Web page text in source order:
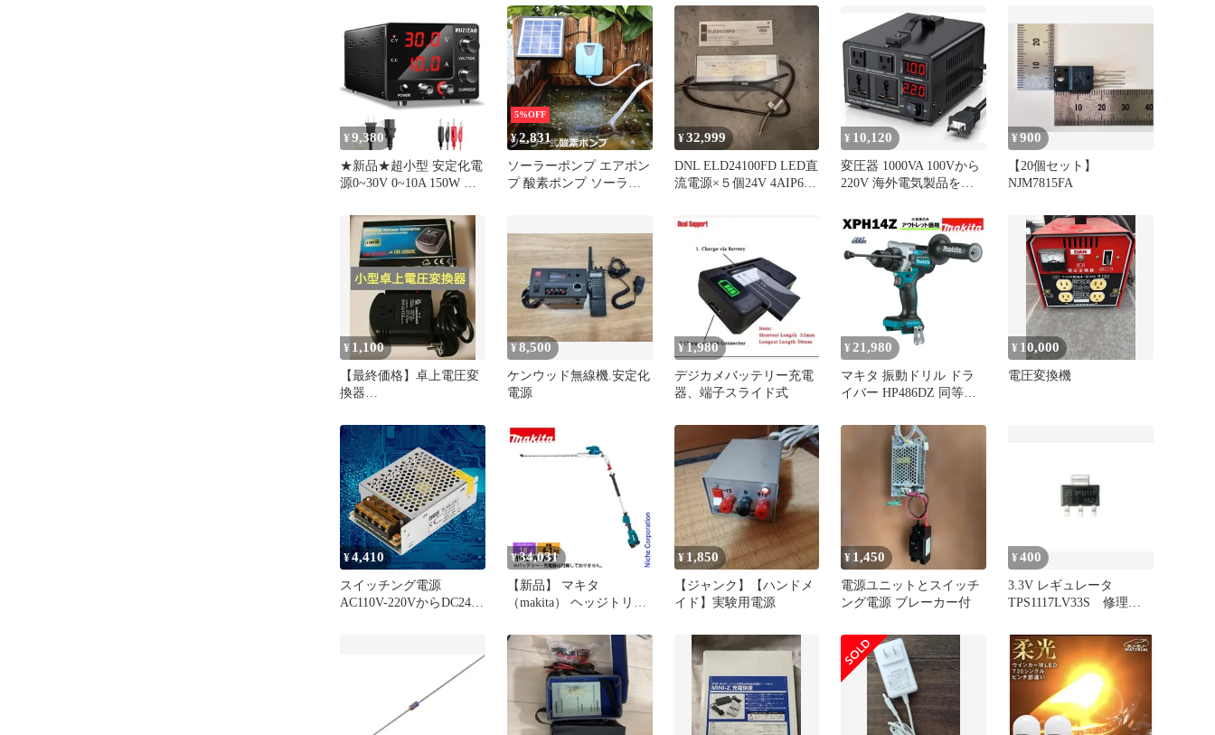
バッテリー 4310mAh
¥ 9,380
★新品★超小型 安定化電
源0~30V 0~10A 150W 定
ンコーダ微調整 スイッチ
ング電源 可変直流安定化
電源 電気制御機器 15V
10A/30V 5A 研究実験室用
テスト修理 バッテリー充
電 DIY用 直流 1f2c6c92
5%OFF
¥2,831
ソーラーポンプ エアポン
プ 酸素ポンプ ソーラー
水族館 静音 電源不要
¥32,999
DNL ELD24100FD LED直
流電源×５個24V 4AIP66
¥ 10,120
変圧器 1000VA 100Vから
220V 海外電気製品を日
ダウントランス 電圧変換
器 海外旅行用 【定格
AC100V⇌定格AC220V対
¥900
【20個セット】
NJM7815FA
¥ 1,100
【最終価格】卓上電圧変
換器
に変換★海外旅行に
¥8,500
ケンウッド無線機.安定化
電源
¥1,980
デジカメバッテリー充電
器、端子スライド式
¥ 21,980
マキタ 振動ドリル ドラ
イバー HP486DZ 同等品
MAKITA XPH14Z 純正 ワ
カサギ釣りに最適 本体の
¥ 10,000
電圧変換機
¥4,410
スイッチング電源
AC110V-220VからDC24V
グ電源ドライバ 電圧コン
バータアダプタトランス
スイッチング電源 24v送
料無料 c5868766
¥34,031
【新品】 マキタ
（makita） ヘッジトリマ
ジトリマ 角度可変 本体
のみ MUN501WDZ ヘッ
ジトリマー バッテリ・充
電器別売 電動 高枝
¥ 1,850
【ジャンク】【ハンドメ
イド】実験用電源
¥ 1,450
電源ユニットとスイッチ
ング電源 ブレーカー付
¥400
3.3V レギュレータ
TPS1117LV33S 修理